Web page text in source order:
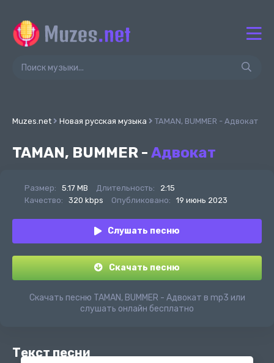
Muzes.net Новая русская музыка TAMAN, BUMMER - Адвокат
TAMAN, BUMMER - Адвокат
Размер: 5.17 MB Длительность:
2:15
Качество:
320 kbps Опубликовано: 19 июнь 2023
Слушать песню
Скачать песню
Скачать песню TAMAN, BUMMER - Адвокат в mp3 или
слушать онлайн бесплатно
Текст песни